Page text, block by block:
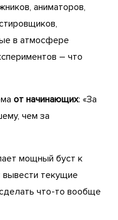
аниматоров,
в атмосфере
– что
от начинающих: «За
чем за
мощный буст к
вывести текущие
что-то вообще